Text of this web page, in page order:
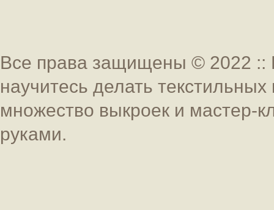
Все права защищены © 2022
научитесь делать
множество выкроек и мастер-
руками.